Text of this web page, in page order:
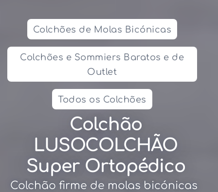
Colchões de Molas Bicónicas
Colchões e Sommiers Baratos e de
Outlet
Todos os Colchões
Colchão
LUSOCOLCHÃO
Super Ortopédico
Colchão firme de molas bicónicas